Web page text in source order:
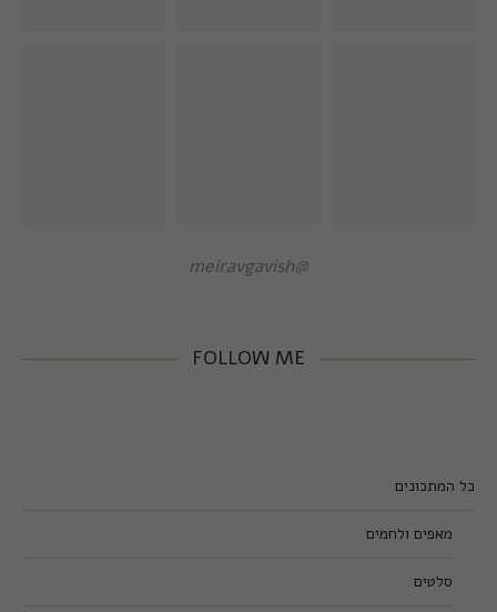
@meiravgavish
FOLLOW ME
כל המתכונים
מאפים ולחמים
סלטים